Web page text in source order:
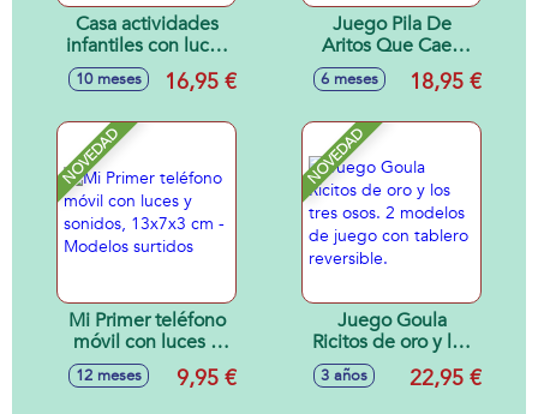
Casa actividades
infantiles con luces
y sonidos
18x5x19cm
10 meses 16,95 €
Juego Pila De
Aritos Que Caen
Fisher-Price
6 meses 18,95 €
NOVEDAD
Mi Primer teléfono
móvil con luces y
sonidos, 13x7x3
cm - Modelos
12 meses 9,95 €
NOVEDAD
Juego Goula
Ricitos de oro y los
tres osos. 2
modelos de juego
3 años 22,95 €